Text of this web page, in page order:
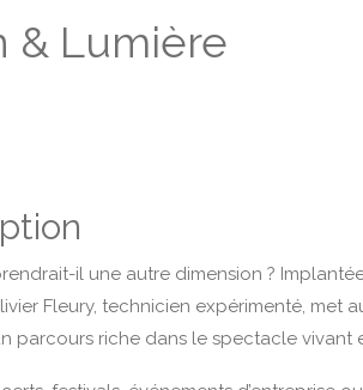
& Lumière
il une autre dimension ?
Fleury, technicien expérimenté,
parcours riche dans le spectacle